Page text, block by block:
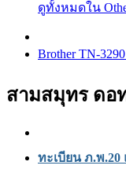
ดูทั้งหมดใน
Brother TN-
สามสมุทร ดอ
ทะเบียน ภ.พ